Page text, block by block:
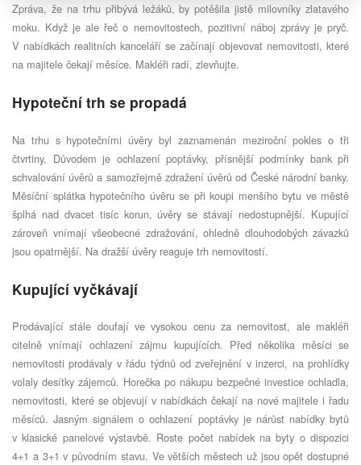
Zpráva, že na trhu přibývá ležáků, by potěšila jistě milovníky zlatavého
moku. Když je ale řeč o nemovitostech, pozitivní náboj zprávy je pryč.
V nabídkách realitních kanceláří se začínají objevovat nemovitosti, které
na majitele čekají měsíce. Makléři radí, zlevňujte.
Hypoteční trh se propadá
Na trhu s hypotečními úvěry byl zaznamenán meziroční pokles o tři
čtvrtiny. Důvodem je ochlazení poptávky, přísnější podmínky bank při
schvalování úvěrů a samozřejmě zdražení úvěrů od České národní banky.
Měsíční splátka hypotečního úvěru se při koupi menšího bytu ve městě
šplhá nad dvacet tisíc korun, úvěry se stávají nedostupnější. Kupující
zároveň vnímají všeobecné zdražování, ohledně dlouhodobých závazků
jsou opatrnější. Na dražší úvěry reaguje trh nemovitostí.
Kupující vyčkávají
Prodávající stále doufají ve vysokou cenu za nemovitost, ale makléři
citelně vnímají ochlazení zájmu kupujících. Před několika měsíci se
nemovitosti prodávaly v řádu týdnů od zveřejnění v inzerci, na prohlídky
volaly desítky zájemců. Horečka po nákupu bezpečné investice ochladla,
nemovitosti, které se objevují v nabídkách čekají na nové majitele i řadu
měsíců. Jasným signálem o ochlazení poptávky je nárůst nabídky bytů
v klasické panelové výstavbě. Roste počet nabídek na byty o dispozici
4+1 a 3+1 v původním stavu. Ve větších městech už jsou opět dostupné